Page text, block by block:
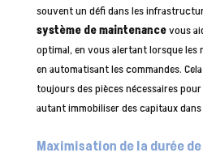
souvent un défi dans les
système de maintenancevous
optimal, en vous alertant lorsque les
en automatisant les commandes.
toujours des pièces nécessaires
autant immobiliser des capitaux
Maximisation de la durée